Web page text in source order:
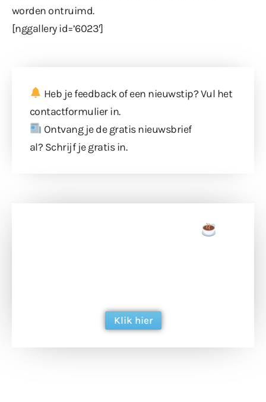
worden ontruimd.
[nggallery id=’6023′]
Heb je feedback of een nieuwstip? Vul het
contactformulierin.
Ontvang je de gratis nieuwsbrief
al? Schrijf je gratis in.
Klik hier